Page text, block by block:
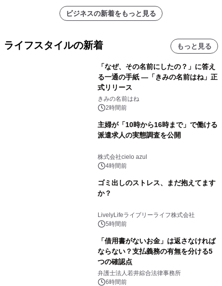
ビジネスの新着をもっと見る
ライフスタイルの新着 もっと見る
「なぜ、その名前にしたの？」に答え
る一通の手紙 ―「きみの名前はね」正
式リリース
きみの名前はね
2時間前
主婦が「10時から16時まで」で働ける
派遣求人の実態調査を公開
株式会社cielo azul
4時間前
ゴミ出しのストレス、まだ抱えてます
か？
LivelyLifeライブリーライフ株式会社
5時間前
「借用書がないお金」は返さなければ
ならない？支払義務の有無を分ける5
つの確認点
弁護士法人若井綜合法律事務所
6時間前